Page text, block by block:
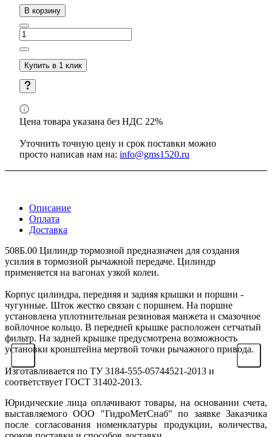
В корзину
Купить в 1 клик
Цена товара указана без НДС 22%
Уточнить точную цену и срок поставки можно
просто написав нам на: info@gms1520.ru
Описание
Оплата
Доставка
508Б.00 Цилиндр тормозной предназначен для создания
усилия в тормозной рычажной передаче. Цилиндр
применяется на вагонах узкой колеи.
Корпус цилиндра, передняя и задняя крышки и поршни -
чугунные. Шток жестко связан с поршнем. На поршне
установлена уплотнительная резиновая манжета и смазочное
войлочное кольцо. В передней крышке расположен сетчатый
фильтр. На задней крышке предусмотрена возможность
установки кронштейна мертвой точки рычажного привода.
Изготавливается по ТУ 3184-555-05744521-2013 и
соответствует ГОСТ 31402-2013.
Юридические лица оплачивают товары, на основании счета,
выставляемого ООО "ГидроМетСнаб" по заявке Заказчика
после согласования номенклатуры продукции, количества,